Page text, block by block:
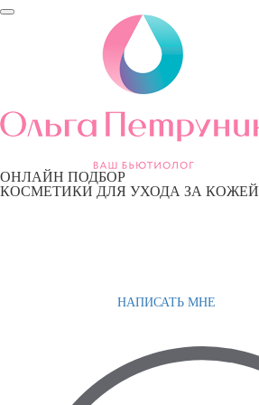
ОНЛАЙН ПОДБОР
КОСМЕТИКИ ДЛЯ УХОДА ЗА КОЖЕЙ
НАПИСАТЬ МНЕ